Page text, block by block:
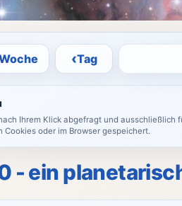
‹Tag Datum
Ihrem Klick abgefragt und ausschließlich
oder im Browser gespeichert.
- ein